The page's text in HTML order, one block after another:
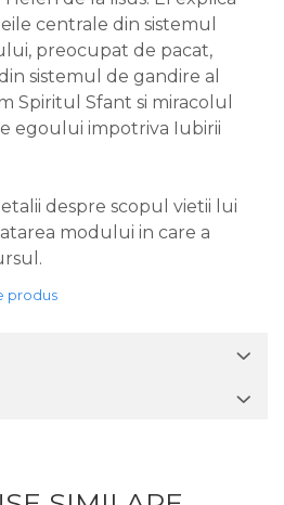
centrale din sistemul
preocupat de pacat,
sistemul de gandire al
Spiritul Sfant si miracolul
egoului impotriva Iubirii
despre scopul vietii lui
modului in care a
produs